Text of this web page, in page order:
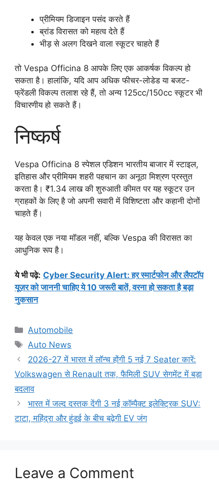
प्रीमियम डिजाइन पसंद करते हैं
ब्रांड विरासत को महत्व देते हैं
भीड़ से अलग दिखने वाला स्कूटर चाहते हैं
तो Vespa Officina 8 आपके लिए एक आकर्षक विकल्प हो
सकता है। हालांकि, यदि आप अधिक फीचर-लोडेड या बजट-
फ्रेंडली विकल्प तलाश रहे हैं, तो अन्य 125cc/150cc स्कूटर भी
विचारणीय हो सकते हैं।
निष्कर्ष
Vespa Officina 8 स्पेशल एडिशन भारतीय बाजार में स्टाइल,
इतिहास और प्रीमियम शहरी पहचान का अनूठा मिश्रण प्रस्तुत
करता है। ₹1.34 लाख की शुरुआती कीमत पर यह स्कूटर उन
ग्राहकों के लिए है जो अपनी सवारी में विशिष्टता और कहानी दोनों
चाहते हैं।
यह केवल एक नया मॉडल नहीं, बल्कि Vespa की विरासत का
आधुनिक रूप है।
ये भी पढ़े: Cyber Security Alert: हर स्मार्टफोन और लैपटॉप
यूज़र को जाननी चाहिए ये 10 जरूरी बातें, वरना हो सकता है बड़ा
नुकसान
Categories
Automobile
Tags
Auto News
2026-27 में भारत में लॉन्च होंगी 5 नई 7 Seater कारें:
Volkswagen से Renault तक, फैमिली SUV सेगमेंट में बड़ा
बदलाव
भारत में जल्द दस्तक देंगी 3 नई कॉम्पैक्ट इलेक्ट्रिक SUV:
टाटा, महिंद्रा और हुंडई के बीच बढ़ेगी EV जंग
Leave a Comment